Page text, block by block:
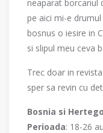
neaparat borcanul
pe aici mi-e
bosnus o iesire in
si slipul meu ceva
Trec doar in
sper sa revin cu
Bosnia si
Perioada: 18-26